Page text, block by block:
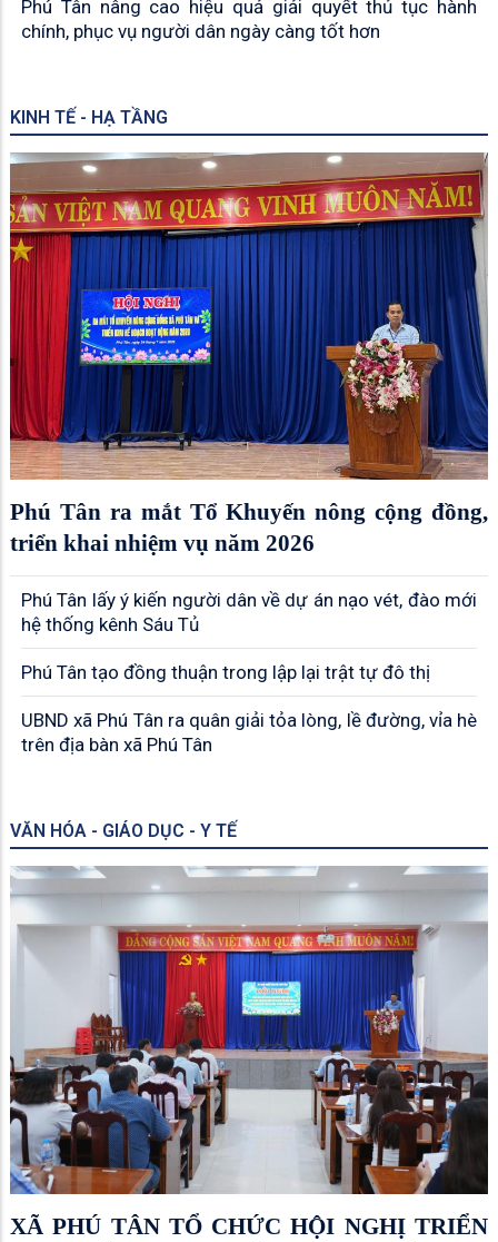
Phú Tân nâng cao hiệu quả giải quyết thủ tục hành
chính, phục vụ người dân ngày càng tốt hơn
KINH TẾ - HẠ TẦNG
Phú Tân ra mắt Tổ Khuyến nông cộng đồng,
triển khai nhiệm vụ năm 2026
Phú Tân lấy ý kiến người dân về dự án nạo vét, đào mới
hệ thống kênh Sáu Tủ
Phú Tân tạo đồng thuận trong lập lại trật tự đô thị
UBND xã Phú Tân ra quân giải tỏa lòng, lề đường, vỉa hè
trên địa bàn xã Phú Tân
VĂN HÓA - GIÁO DỤC - Y TẾ
XÃ PHÚ TÂN TỔ CHỨC HỘI NGHỊ TRIỂN